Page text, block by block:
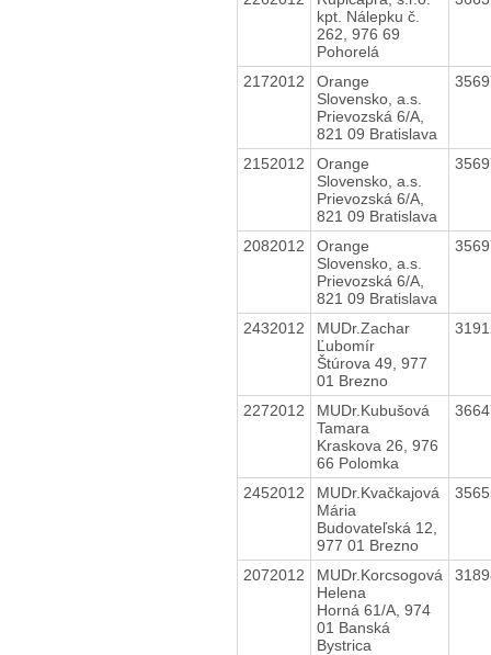
kpt. Nálepku č.
262, 976 69
Pohorelá
2172012
Orange
Slovensko, a.s.
Prievozská 6/A,
821 09 Bratislava
2152012
Orange
Slovensko, a.s.
Prievozská 6/A,
821 09 Bratislava
2082012
Orange
Slovensko, a.s.
Prievozská 6/A,
821 09 Bratislava
2432012
MUDr.Zachar
Ľubomír
Štúrova 49, 977
01 Brezno
2272012
MUDr.Kubušová
Tamara
Kraskova 26, 976
66 Polomka
2452012
MUDr.Kvačkajová
Mária
Budovateľská 12,
977 01 Brezno
2072012
MUDr.Korcsogová
Helena
Horná 61/A, 974
01 Banská
Bystrica